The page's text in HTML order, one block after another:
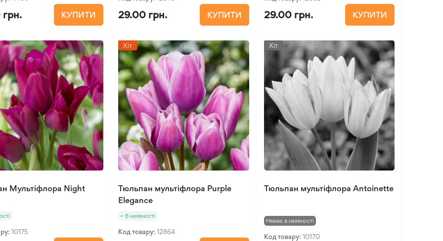
КУПИТИ 29.00 грн. КУПИТИ 29.00 грн. КУПИТИ
Мультіфлора Night
10175
Хіт
Тюльпан мультіфлора Purple
Elegance
В наявності
Код товару:12864
Хіт
Тюльпан мультіфлора Antoinette
Немає в наявності
Код товару: 10170